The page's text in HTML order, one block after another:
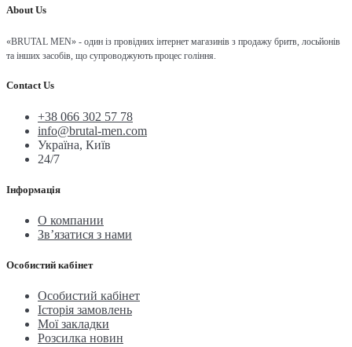
About Us
«BRUTAL MEN» - один із провідних інтернет магазинів з продажу бритв, лосьйонів
та інших засобів, що супроводжують процес гоління.
Contact Us
+38 066 302 57 78
info@brutal-men.com
Україна, Київ
24/7
Інформація
О компании
Зв’язатися з нами
Особистий кабінет
Особистий кабінет
Історія замовлень
Мої закладки
Розсилка новин